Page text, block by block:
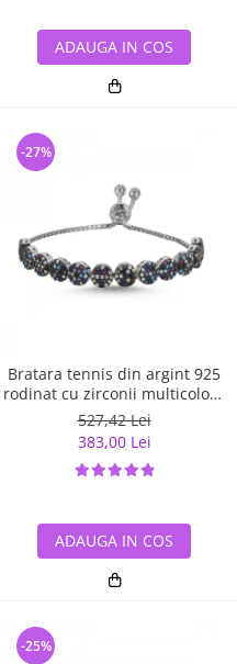
ADAUGA IN COS
Bratara tennis din argint 925
rodinat cu zirconii multicolore
- Be Elegant BTU0108
527,42 Lei
383,00 Lei
-27%
ADAUGA IN COS
-25%